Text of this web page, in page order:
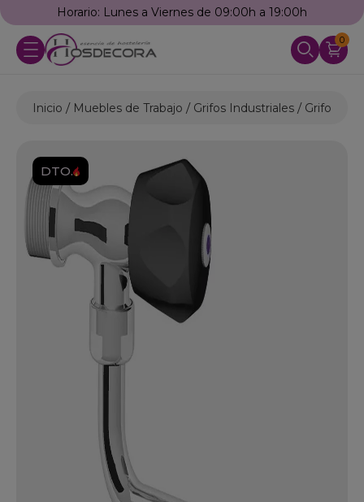
Horario: Lunes a Viernes de 09:00h a 19:00h
0
Inicio Muebles de Trabajo Grifos Industriales Grifos
DTO.